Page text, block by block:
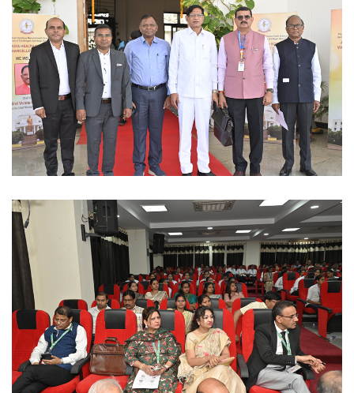
Ayush University CG
Ayush University CG